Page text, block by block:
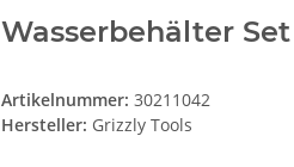
Wasserbehälter Set
Artikelnummer: 30211042
Hersteller: Grizzly Tools